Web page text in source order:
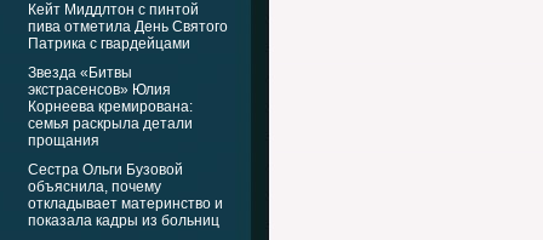
Кейт Миддлтон с пинтой
пива отметила День Святого
Патрика с гвардейцами
Звезда «Битвы
экстрасенсов» Юлия
Корнеева кремирована:
семья раскрыла детали
прощания
Сестра Ольги Бузовой
объяснила, почему
откладывает материнство и
показала кадры из больниц